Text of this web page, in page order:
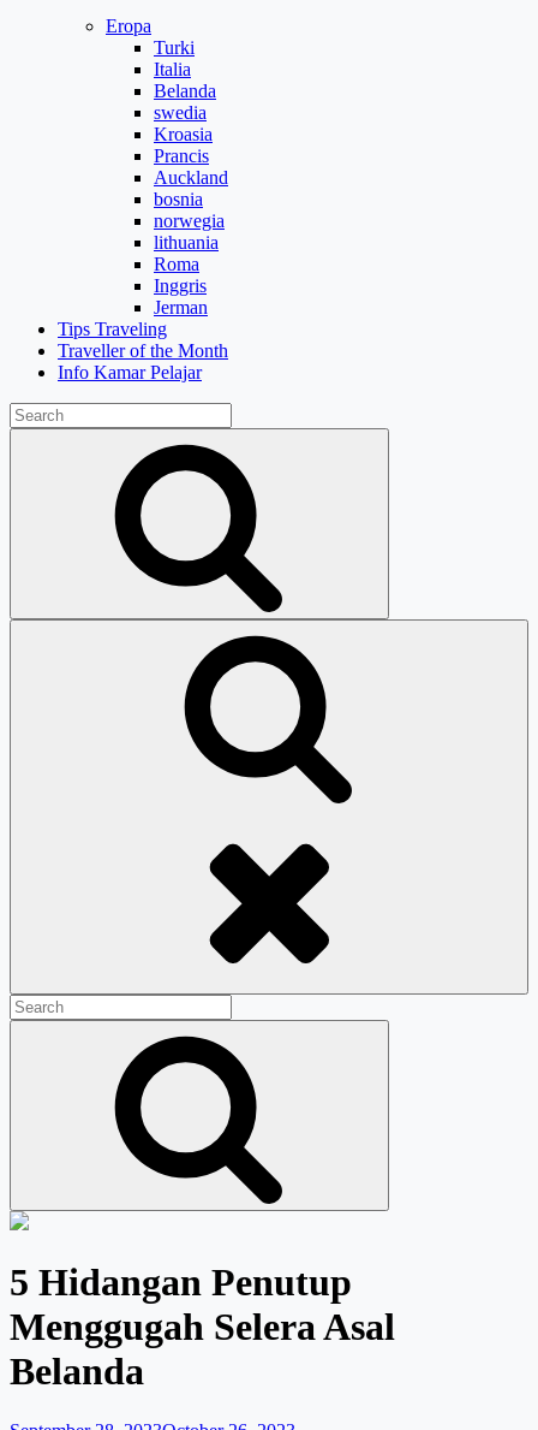
Eropa
Turki
Italia
Belanda
swedia
Kroasia
Prancis
Auckland
bosnia
norwegia
lithuania
Roma
Inggris
Jerman
Tips Traveling
Traveller of the Month
Info Kamar Pelajar
Search
for:
Search
for:
5 Hidangan Penutup
Menggugah Selera Asal
Belanda